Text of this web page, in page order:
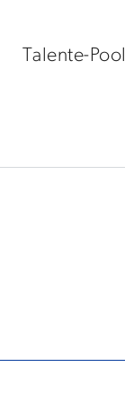
Talente-Pool